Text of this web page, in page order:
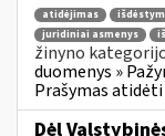
atidėjimas
juridiniai asmenys
žinyno
duomenys »
Prašymas
Dėl